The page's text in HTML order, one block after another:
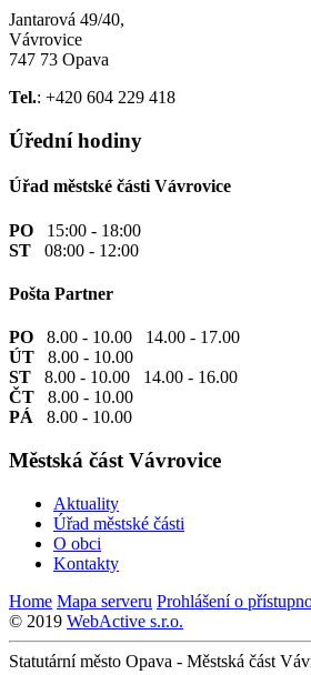
Jantarová 49/40,
Vávrovice
747 73 Opava
Tel.: +420 604 229 418
Úřední hodiny
Úřad městské části Vávrovice
PO 15:00 - 18:00
ST 08:00 - 12:00
Pošta Partner
PO 8.00 - 10.00 14.00 - 17.00
ÚT 8.00 - 10.00
ST 8.00 - 10.00 14.00 - 16.00
ČT 8.00 - 10.00
PÁ 8.00 - 10.00
Městská část Vávrovice
Aktuality
Úřad městské části
O obci
Kontakty
Home Mapa serveru Prohlášení o
© 2019 WebActive s.r.o.
Statutární město Opava - Městská část